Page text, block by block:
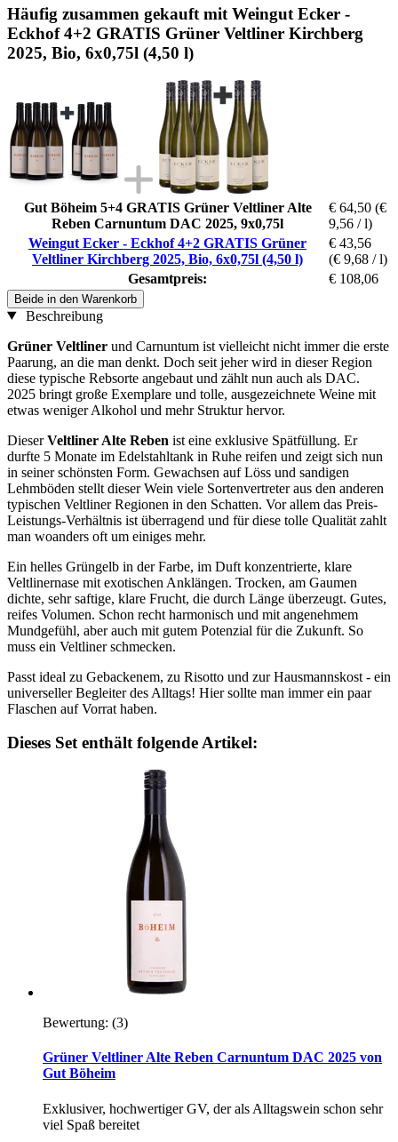
Häufig zusammen gekauft mit Weingut Ecker -
Eckhof 4+2 GRATIS Grüner Veltliner Kirchberg
2025, Bio, 6x0,75l (4,50 l)
Gut Böheim 5+4 GRATIS Grüner Veltliner Alte
Reben Carnuntum DAC 2025, 9x0,75l
€ 64,50 (€
9,56 / l)
Weingut Ecker - Eckhof 4+2 GRATIS Grüner
Veltliner Kirchberg 2025, Bio, 6x0,75l (4,50 l)
€ 43,56
(€ 9,68 / l)
Gesamtpreis:
€ 108,06
Beide in den Warenkorb
Beschreibung
Grüner Veltliner und Carnuntum ist vielleicht nicht immer die erste
Paarung, an die man denkt. Doch seit jeher wird in dieser Region
diese typische Rebsorte angebaut und zählt nun auch als DAC.
2025 bringt große Exemplare und tolle, ausgezeichnete Weine mit
etwas weniger Alkohol und mehr Struktur hervor.
DieserVeltliner Alte Reben ist eine exklusive Spätfüllung. Er
durfte 5 Monate im Edelstahltank in Ruhe reifen und zeigt sich nun
in seiner schönsten Form. Gewachsen auf Löss und sandigen
Lehmböden stellt dieser Wein viele Sortenvertreter aus den anderen
typischen Veltliner Regionen in den Schatten. Vor allem das Preis-
Leistungs-Verhältnis ist überragend und für diese tolle Qualität zahlt
man woanders oft um einiges mehr.
Ein helles Grüngelb in der Farbe, im Duft konzentrierte, klare
Veltlinernase mit exotischen Anklängen. Trocken, am Gaumen
dichte, sehr saftige, klare Frucht, die durch Länge überzeugt. Gutes,
reifes Volumen. Schon recht harmonisch und mit angenehmem
Mundgefühl, aber auch mit gutem Potenzial für die Zukunft. So
muss ein Veltliner schmecken.
Passt ideal zu Gebackenem, zu Risotto und zur Hausmannskost - ein
universeller Begleiter des Alltags! Hier sollte man immer ein paar
Flaschen auf Vorrat haben.
Dieses Set enthält folgende Artikel:
Bewertung: (3)
Grüner Veltliner Alte Reben Carnuntum DAC 2025 von
Gut Böheim
Exklusiver, hochwertiger GV, der als Alltagswein schon sehr
viel Spaß bereitet